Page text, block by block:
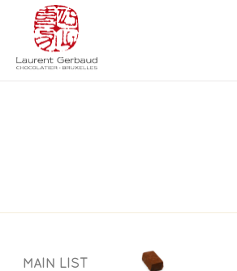
MAIN LIST